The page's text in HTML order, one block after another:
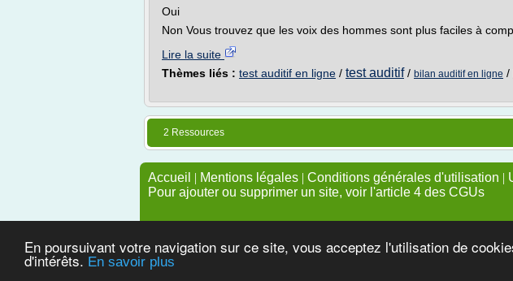
En poursuivant votre navigation sur ce site, vous acceptez l'utilisation de
d'intérêts. En savoir plus
Oui
Non Vous trouvez que les voix des hommes sont plus faciles à
Lire la suite
Thèmes liés : test auditif en ligne / test auditif/ bilan auditif en ligne /
2 Ressources
Accueil | Mentions légales | Conditions générales d'utilisation |
Pour ajouter ou supprimer un site, voir l'article 4 des CGUs